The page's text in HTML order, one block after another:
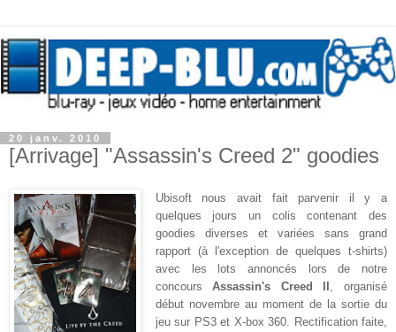
20 janv. 2010
[Arrivage] "Assassin's Creed 2" goodies
Ubisoft nous avait fait parvenir il y a
quelques jours un colis contenant des
goodies diverses et variées sans grand
rapport (à l'exception de quelques t-shirts)
avec les lots annoncés lors de notre
concoursAssassin's Creed II , organisé
début novembre au moment de la sortie du
jeu sur PS3 et X-box 360. Rectification faite,